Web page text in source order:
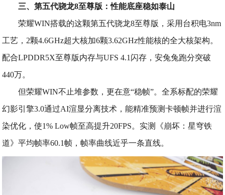
三、第五代骁龙8至尊版：性能底座稳如泰山
荣耀WIN搭载的这颗第五代骁龙8至尊版，采用台积电3nm
工艺，2颗4.6GHz超大核加6颗3.62GHz性能核的全大核架构。
配合LPDDR5X至尊版内存与UFS 4.1闪存，安兔兔跑分突破
440万。
但荣耀WIN不止堆参数，更在意“稳帧”。全系标配的荣耀
幻影引擎3.0通过AI渲显分离技术，能精准预测卡顿帧并进行渲
染优化，使1% Low帧至高提升20FPS。实测《崩坏：星穹铁
道》平均帧率60.1帧，帧率曲线近乎一条直线。